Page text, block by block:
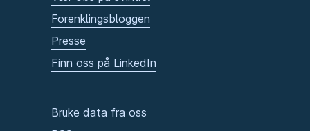
Forenklingsbloggen
Presse
Finn oss på LinkedIn
Bruke data fra oss